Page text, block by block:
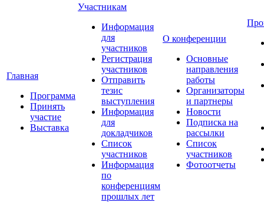
Главная
Программа
Принять
участие
Выставка
Участникам
Информация
для
участников
Регистрация
участников
Отправить
тезис
выступления
Информация
для
докладчиков
Список
участников
Информация
по
конференциям
прошлых лет
О конференции
Основные
направления
работы
Организаторы
и партнеры
Новости
Подписка на
рассылки
Список
участников
Фотоотчеты